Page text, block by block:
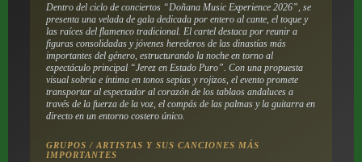
Dentro del ciclo de conciertos “Doñana Music Experience 2026”, se
presenta una velada de gala dedicada por entero al cante, el toque y
las raíces del flamenco tradicional. El cartel destaca por reunir a
figuras consolidadas y jóvenes herederos de las dinastías más
importantes del género, estructurando la noche en torno al
espectáculo principal “Jerez en Estado Puro”. Con una propuesta
visual sobria e íntima en tonos sepias y rojizos, el evento promete
transportar al espectador al corazón de los tablaos andaluces a
través de la fuerza de la voz, el compás de las palmas y la guitarra en
directo en un entorno costero único.
GRUPOS / ARTISTAS Y SUS CANCIONES MÁS
IMPORTANTES